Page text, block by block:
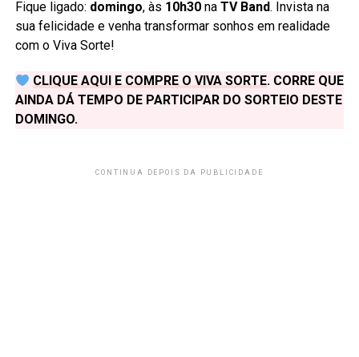
Fique ligado: domingo, às 10h30na TV Band. Invista na
sua felicidade e venha transformar sonhos em realidade
com o Viva Sorte!
CLIQUE AQUI E COMPRE O VIVA SORTE. CORRE QUE
AINDA DÁ TEMPO DE PARTICIPAR DO SORTEIO DESTE
DOMINGO.
CONTINUA DEPOIS DA PUBLICIDADE